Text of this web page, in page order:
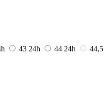
43 24h 44 24h
44,5